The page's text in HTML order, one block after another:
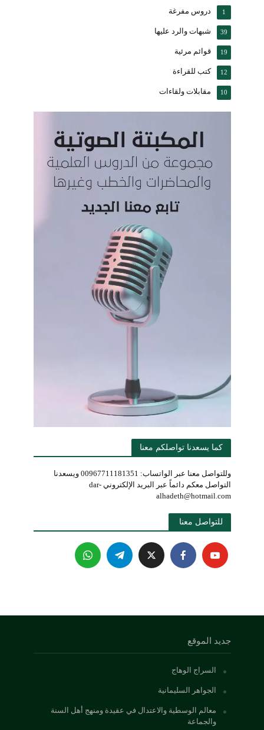
دروس مفرغة 1
شبهات والرد عليها 39
قوائم مرئية 19
كتب للقراءة 12
مقابلات ولقاءات 10
كما يسعدنا تواصلكم معنا
وللتواصل معنا عبر الواتساب: 00967711181351 ويسعدنا
التواصل معكم دائماً عبر البريد الإلكتروني dar-
alhadeth@hotmail.com
للتواصل معنا
جديد الموقع
السراج الوهاج
الجواهر السليمانية
معالم الوسطية والاعتدال في عقيدة ومنهج أهل السنة
والجماعة